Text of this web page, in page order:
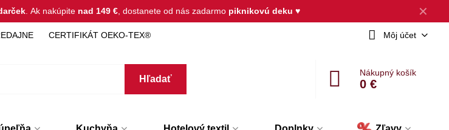
✕
. Ak nakúpite nad 149 €, dostanete od nás zadarmo piknikovú deku ♥
CERTIFIKÁT OEKO-TEX® Môj účet
Hľadať
Nákupný košík
0 €